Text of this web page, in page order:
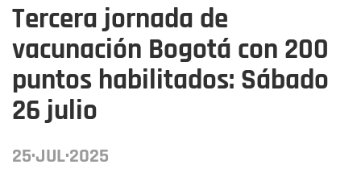
Tercera jornada de
vacunación Bogotá con 200
puntos habilitados: Sábado
26 julio
25·JUL·2025